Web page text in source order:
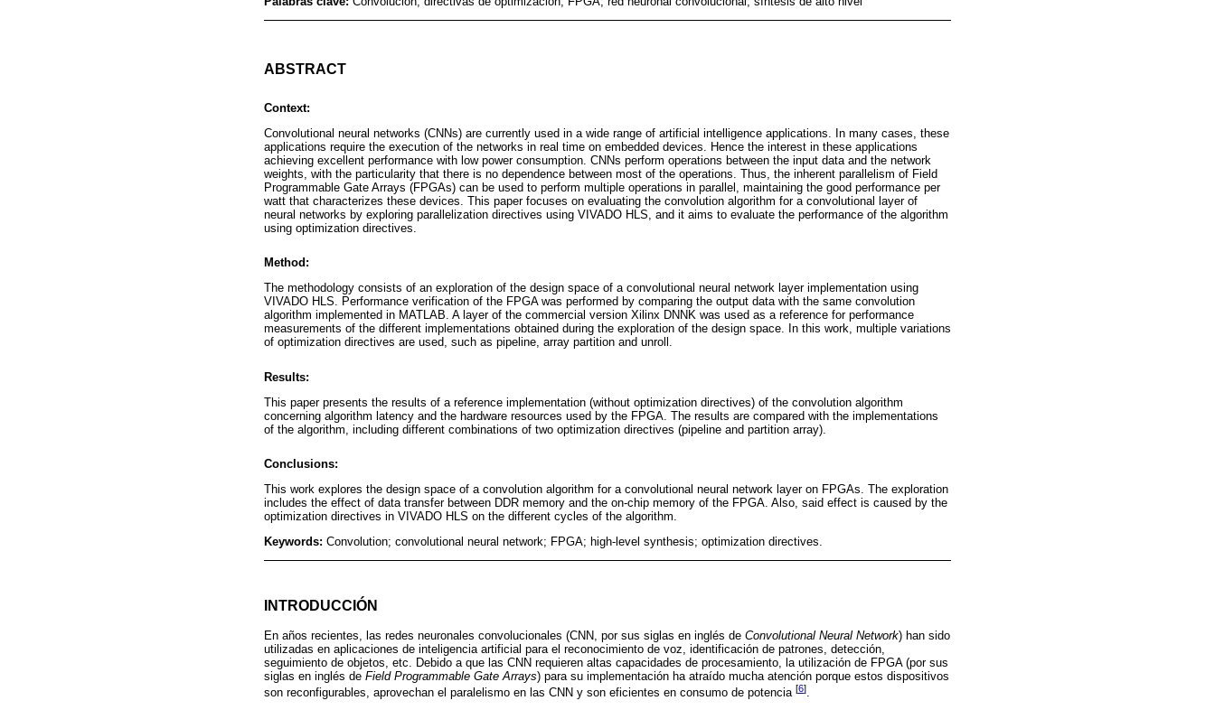
ABSTRACT
Context:
Convolutional neural networks (CNNs) are currently used in a wide range of artificial intelligence applications. In many cases, these
applications require the execution of the networks in real time on embedded devices. Hence the interest in these applications
achieving excellent performance with low power consumption. CNNs perform operations between the input data and the network
weights, with the particularity that there is no dependence between most of the operations. Thus, the inherent parallelism of Field
Programmable Gate Arrays (FPGAs) can be used to perform multiple operations in parallel, maintaining the good performance per
watt that characterizes these devices. This paper focuses on evaluating the convolution algorithm for a convolutional layer of
neural networks by exploring parallelization directives using VIVADO HLS, and it aims to evaluate the performance of the algorithm
using optimization directives.
Method:
The methodology consists of an exploration of the design space of a convolutional neural network layer implementation using
VIVADO HLS. Performance verification of the FPGA was performed by comparing the output data with the same convolution
algorithm implemented in MATLAB. A layer of the commercial version Xilinx DNNK was used as a reference for performance
measurements of the different implementations obtained during the exploration of the design space. In this work, multiple variations
of optimization directives are used, such as pipeline, array partition and unroll.
Results:
This paper presents the results of a reference implementation (without optimization directives) of the convolution algorithm
concerning algorithm latency and the hardware resources used by the FPGA. The results are compared with the implementations
of the algorithm, including different combinations of two optimization directives (pipeline and partition array).
Conclusions:
This work explores the design space of a convolution algorithm for a convolutional neural network layer on FPGAs. The exploration
includes the effect of data transfer between DDR memory and the on-chip memory of the FPGA. Also, said effect is caused by the
optimization directives in VIVADO HLS on the different cycles of the algorithm.
Keywords: Convolution; convolutional neural network; FPGA; high-level synthesis; optimization directives.
INTRODUCCIÓN
En años recientes, las redes neuronales convolucionales (CNN, por sus siglas en inglés de Convolutional Neural Network) han sido
utilizadas en aplicaciones de inteligencia artificial para el reconocimiento de voz, identificación de patrones, detección,
seguimiento de objetos, etc. Debido a que las CNN requieren altas capacidades de procesamiento, la utilización de FPGA (por sus
siglas en inglés de Field Programmable Gate Arrays) para su implementación ha atraído mucha atención porque estos dispositivos
son reconfigurables, aprovechan el paralelismo en las CNN y son eficientes en consumo de potencia [6].